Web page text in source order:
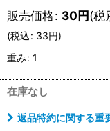
販売価格: 30円(税
(税込: 33円)
重み: 1
在庫なし
返品特約に関する重